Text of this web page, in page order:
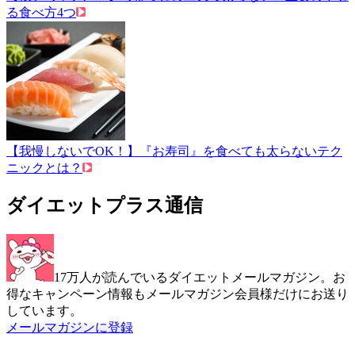
る食べ方4つ
【我慢しないでOK！】『お寿司』を食べても太らないテク
ニックとは？
ダイエットプラス通信
17万人が読んでいるダイエットメールマガジン。お
得なキャンペーン情報もメールマガジン会員様だけにお送り
しています。
メールマガジンに登録